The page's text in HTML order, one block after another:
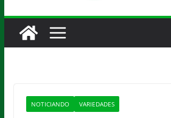
NOTICIANDO VARIEDADES